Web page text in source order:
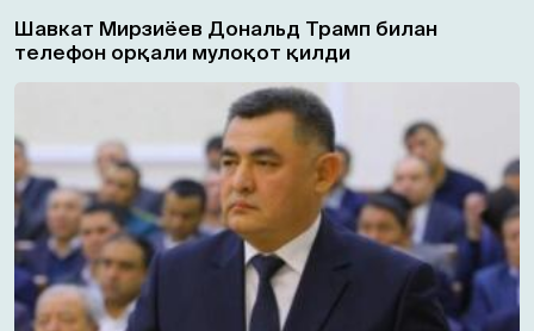
Шавкат Мирзиёев Дональд Трамп билан
телефон орқали мулоқот қилди